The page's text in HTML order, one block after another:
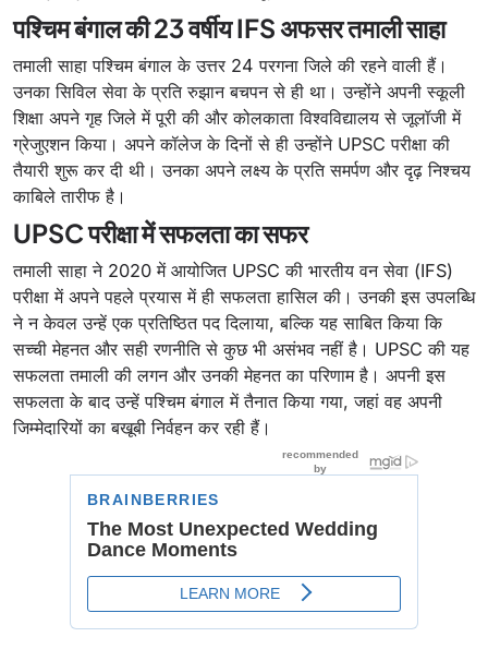
पश्चिम बंगाल की 23 वर्षीय IFS अफसर तमाली साहा
तमाली साहा पश्चिम बंगाल के उत्तर 24 परगना जिले की रहने वाली हैं।
उनका सिविल सेवा के प्रति रुझान बचपन से ही था। उन्होंने अपनी स्कूली
शिक्षा अपने गृह जिले में पूरी की और कोलकाता विश्वविद्यालय से जूलॉजी में
ग्रेजुएशन किया। अपने कॉलेज के दिनों से ही उन्होंने UPSC परीक्षा की
तैयारी शुरू कर दी थी। उनका अपने लक्ष्य के प्रति समर्पण और दृढ़ निश्चय
काबिले तारीफ है।
UPSC परीक्षा में सफलता का सफर
तमाली साहा ने 2020 में आयोजित UPSC की भारतीय वन सेवा (IFS)
परीक्षा में अपने पहले प्रयास में ही सफलता हासिल की। उनकी इस उपलब्धि
ने न केवल उन्हें एक प्रतिष्ठित पद दिलाया, बल्कि यह साबित किया कि
सच्ची मेहनत और सही रणनीति से कुछ भी असंभव नहीं है। UPSC की यह
सफलता तमाली की लगन और उनकी मेहनत का परिणाम है। अपनी इस
सफलता के बाद उन्हें पश्चिम बंगाल में तैनात किया गया, जहां वह अपनी
जिम्मेदारियों का बखूबी निर्वहन कर रही हैं।